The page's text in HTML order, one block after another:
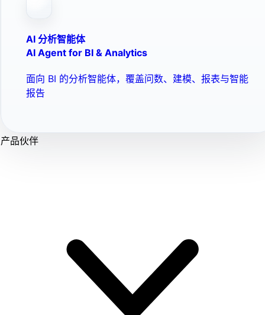
AI 分析智能体
AI Agent for BI & Analytics
面向 BI 的分析智能体，覆盖问数、建模、报表与智能
报告
产品伙伴